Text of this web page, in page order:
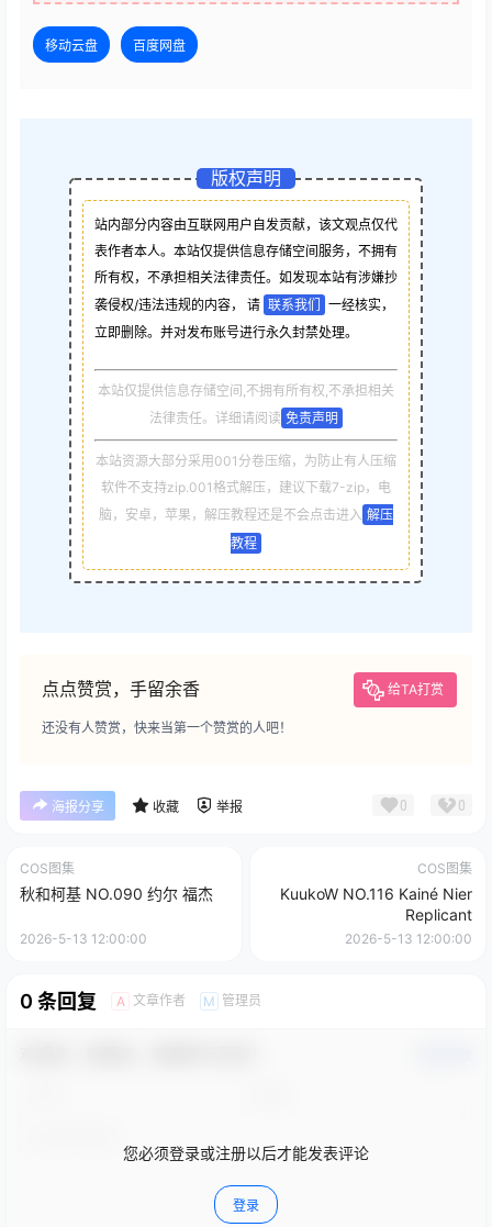
移动云盘 百度网盘
版权声明
站内部分内容由互联网用户自发贡献，该文观点仅代
表作者本人。本站仅提供信息存储空间服务，不拥有
所有权，不承担相关法律责任。如发现本站有涉嫌抄
袭侵权/违法违规的内容， 请 联系我们
一经核实，
立即删除。并对发布账号进行永久封禁处理。
本站仅提供信息存储空间,不拥有所有权,不承担相关
法律责任。详细请阅读 免责声明
本站资源大部分采用001分卷压缩，为防止有人压缩
软件不支持zip.001格式解压，建议下载7-zip，电
脑，安卓，苹果，解压教程还是不会点击进入 解压
教程
点点赞赏，手留余香 给TA打赏
还没有人赞赏，快来当第一个赞赏的人吧！
海报分享 收藏 举报 0 0
COS图集
秋和柯基 NO.090 约尔 福杰
2026-5-13 12:00:00
COS图集
KuukoW NO.116 Kainé Nier
Replicant
2026-5-13 12:00:00
0 条回复 A 文章作者 M 管理员
您必须登录或注册以后才能发表评论
登录